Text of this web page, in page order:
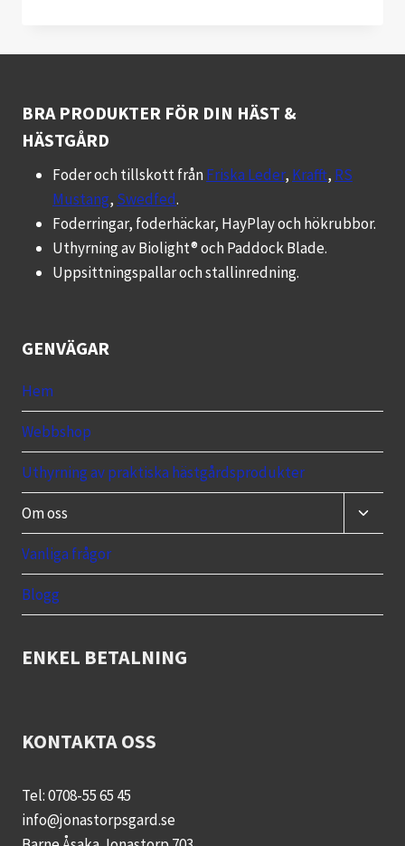
BRA PRODUKTER FÖR DIN HÄST &
HÄSTGÅRD
Foder och tillskott frånFriska Leder, Krafft, RS
Mustang, Swedfed.
Foderringar, foderhäckar, HayPlay och hökrubbor.
Uthyrning av Biolight® och Paddock Blade.
Uppsittningspallar och stallinredning.
GENVÄGAR
Hem
Webbshop
Uthyrning av praktiska hästgårdsprodukter
Om oss
Toggle
child
Vanliga frågor
Blogg
ENKEL BETALNING
KONTAKTA OSS
Tel: 0708-55 65 45
info@jonastorpsgard.se